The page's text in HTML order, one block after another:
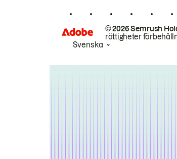
© 2026 Semrush
rättigheter
Svenska